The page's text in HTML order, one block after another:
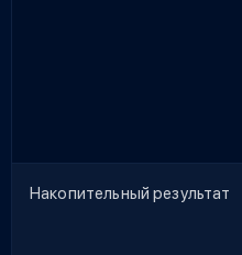
Накопительный результат